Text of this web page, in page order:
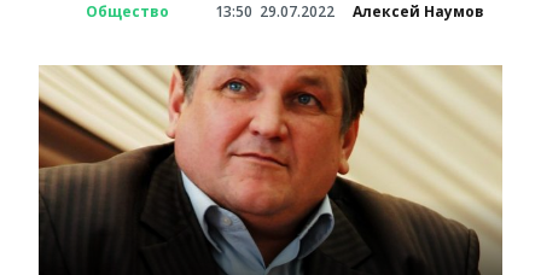
Общество 13:50 29.07.2022 Алексей Наумов